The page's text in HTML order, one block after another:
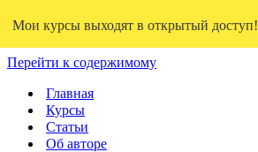
Перейти к содержимому
Главная
Курсы
Статьи
Об авторе
Мои курсы выходят в открытый доступ!